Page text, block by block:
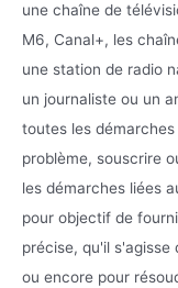
une chaîne de
M6, Canal+, les
une station de radio
un journaliste ou un
toutes les
problème, souscrire
les démarches liées
pour objectif de
précise, qu'il
ou encore pour